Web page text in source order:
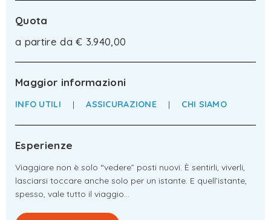
Quota
a partire da € 3.940,00
Maggior informazioni
INFO UTILI | ASSICURAZIONE | CHI SIAMO
Esperienze
Viaggiare non è solo “vedere” posti nuovi. È sentirli, viverli,
lasciarsi toccare anche solo per un istante. E quell’istante,
spesso, vale tutto il viaggio…